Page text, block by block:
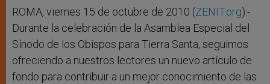
ROMA, viernes 15 de octubre de 2010 (ZENIT.org).-
Durante la celebración de la Asamblea Especial del
Sínodo de los Obispos para Tierra Santa, seguimos
ofreciendo a nuestros lectores un nuevo artículo de
fondo para contribuir a un mejor conocimiento de las